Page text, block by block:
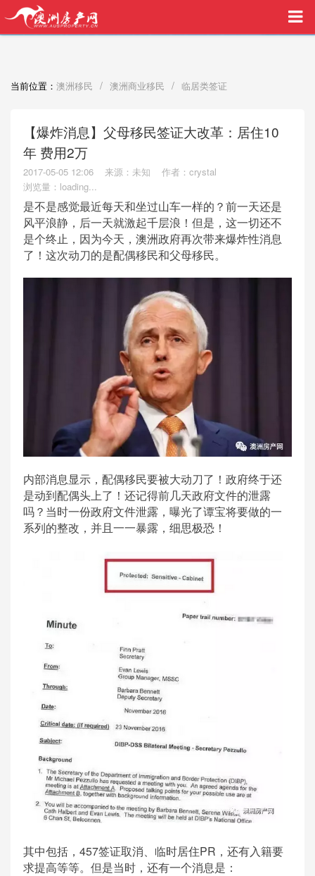
买家中介VIP服务，助您安心购房
当前位置： 澳洲移民 / 澳洲商业移民 / 临居类签证
【爆炸消息】父母移民签证大改革：居住10
年 费用2万
2017-05-05 12:06 来源：未知
作者：crystal
浏览量： loading...
是不是感觉最近每天和坐过山车一样的？前一天还是
风平浪静，后一天就激起千层浪！但是，这一切还不
是个终止，因为今天，澳洲政府再次带来爆炸性消息
了！这次动刀的是配偶移民和父母移民。
内部消息显示，配偶移民要被大动刀了！政府终于还
是动到配偶头上了！还记得前几天政府文件的泄露
吗？当时一份政府文件泄露，曝光了谭宝将要做的一
系列的整改，并且一一暴露，细思极恐！
其中包括，457签证取消、临时居住PR，还有入籍要
求提高等等。但是当时，还有一个消息是：